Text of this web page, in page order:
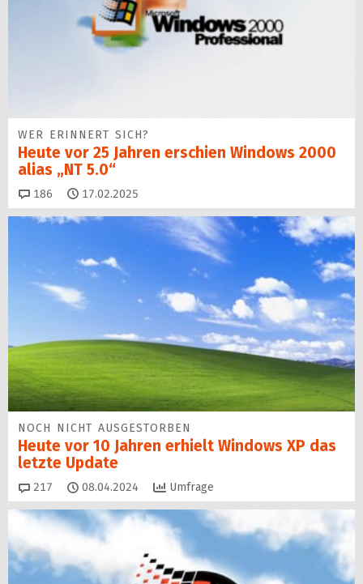
WER ERINNERT SICH?
Heute vor 25 Jahren erschien Windows 2000
alias „NT 5.0“
186 Kommentare
17.02.2025
NOCH NICHT AUSGESTORBEN
Heute vor 10 Jahren erhielt Windows XP das
letzte Update
217 Kommentare
08.04.2024 Umfrage